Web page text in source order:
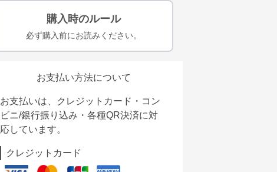
購入時のルール
必ず購入前にお読みください。
お支払い方法について
お支払いは、クレジットカード・コン
ビニ/銀行振り込み・各種QR決済に対
応しています。
クレジットカード